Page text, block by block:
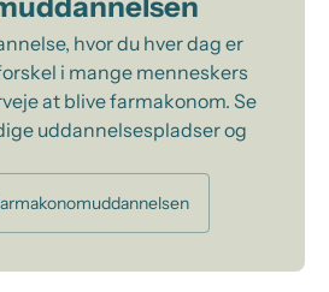
hvor du hver dag er
i mange menneskers
at blive farmakonom. Se
uddannelsespladser og